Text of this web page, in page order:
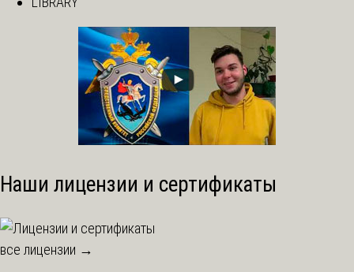
Наши лицензии и сертификаты
все лицензии →